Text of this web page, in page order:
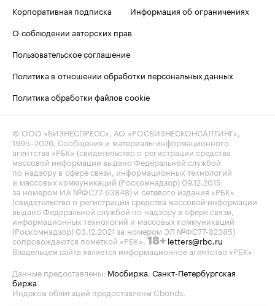
Корпоративная подписка
Информация об ограничениях
О соблюдении авторских прав
Пользовательское соглашение
Политика в отношении обработки персональных данных
Политика обработки файлов cookie
© ООО «БИЗНЕСПРЕСС», АО «РОСБИЗНЕСКОНСАЛТИНГ»,
1995–2026 . Сообщения и материалы информационного
агентства «РБК» (свидетельство о регистрации средства
массовой информации выдано Федеральной службой
по надзору в сфере связи, информационных технологий
и массовых коммуникаций (Роскомнадзор) 09.12.2015
за номером ИА №ФС77-63848) и сетевого издания «РБК»
(свидетельство о регистрации средства массовой информации
выдано Федеральной службой по надзору в сфере связи,
информационных технологий и массовых коммуникаций
(Роскомнадзор) 03.12.2021 за номером ЭЛ №ФС77-82385)
сопровождаются пометкой «РБК». 18+ letters@rbc.ru
Владельцем сайта является информационное агентство «РБК».
Данные предоставлены: Мосбиржа Санкт-Петербургская
биржа
Индексы облигаций предоставлены Cbonds.